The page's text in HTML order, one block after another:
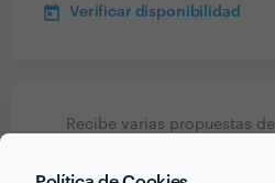
Verificar disponibilidad
Recibe varias propuestas